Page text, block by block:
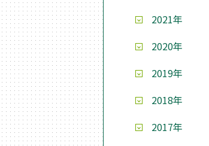
2021年
2020年
2019年
2018年
2017年